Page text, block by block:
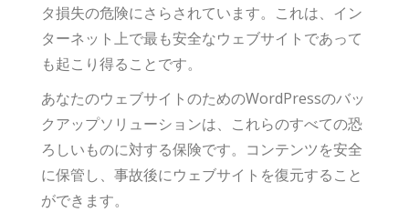
タ損失の危険にさらされています。これは、イン
ターネット上で最も安全なウェブサイトであって
も起こり得ることです。
あなたのウェブサイトのためのWordPressのバッ
クアップソリューションは、これらのすべての恐
ろしいものに対する保険です。コンテンツを安全
に保管し、事故後にウェブサイトを復元すること
ができます。